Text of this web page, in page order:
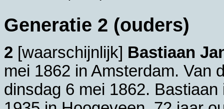
Generatie 2 (ouders)
2 [waarschijnlijk] Bastiaan
mei 1862 in Amsterdam. Van
dinsdag 6 mei 1862.